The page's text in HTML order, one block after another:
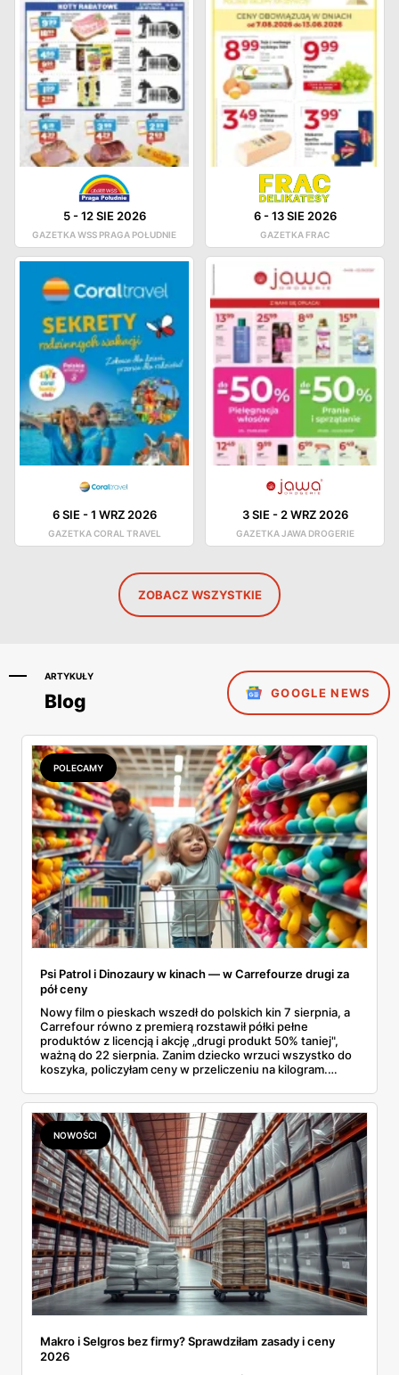
5-12 SIE 2026
GAZETKA WSS PRAGA POŁUDNIE
6-13 SIE 2026
GAZETKA FRAC
6 SIE-1 WRZ 2026
GAZETKA CORAL TRAVEL
3 SIE-2 WRZ 2026
GAZETKA JAWA DROGERIE
ZOBACZ WSZYSTKIE
ARTYKUŁY
Blog GOOGLE NEWS
POLECAMY
Psi Patrol i Dinozaury w kinach — w Carrefourze drugi za
pół ceny
Nowy film o pieskach wszedł do polskich kin 7 sierpnia, a
Carrefour równo z premierą rozstawił półki pełne
produktów z licencją i akcję „drugi produkt 50% taniej",
ważną do 22 sierpnia. Zanim dziecko wrzuci wszystko do
koszyka, policzyłam ceny w przeliczeniu na kilogram.
prawie 140 zł za kilogram, ale lody do mrożenia i rurki
waflowe bronią się nawet bez rabatu.
NOWOŚCI
Makro i Selgros bez firmy? Sprawdziłam zasady i ceny
2026